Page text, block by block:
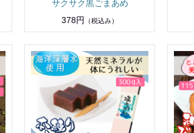
サクサク黒ごまあめ
378円
（税込み）